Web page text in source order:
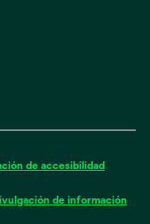
de accesibilidad
de información